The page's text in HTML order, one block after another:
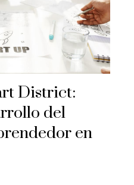
District:
del
en